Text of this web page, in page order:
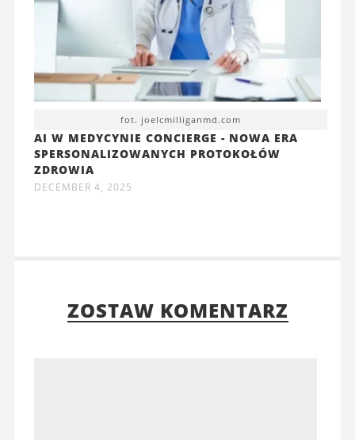
fot. joelcmilliganmd.com
AI W MEDYCYNIE CONCIERGE - NOWA ERA
SPERSONALIZOWANYCH PROTOKOŁÓW
ZDROWIA
DECEMBER 4, 2025
ZOSTAW KOMENTARZ